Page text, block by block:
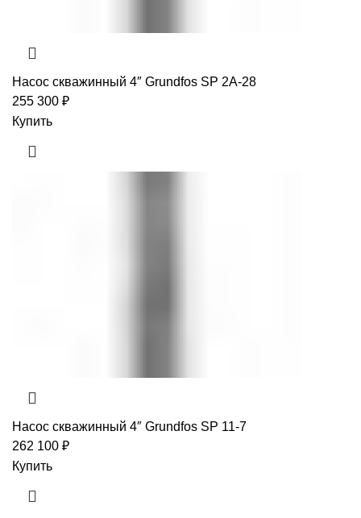
Насос скважинный 4″ Grundfos SP 2A-28
255 300 ₽
Купить
Насос скважинный 4″ Grundfos SP 11-7
262 100 ₽
Купить